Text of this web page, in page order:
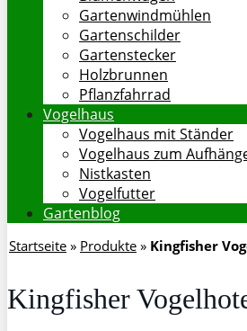
Gartenwindmühlen
Gartenschilder
Gartenstecker
Holzbrunnen
Pflanzfahrrad
Vogelhaus
Vogelhaus mit Ständer
Vogelhaus zum
Nistkasten
Vogelfutter
Gartenblog
Startseite » Produkte » Kingfisher
Kingfisher